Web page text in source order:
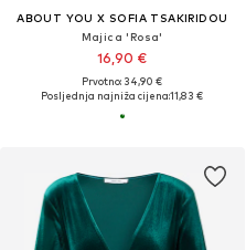
ABOUT YOU X SOFIA TSAKIRIDOU
Majica 'Rosa'
16,90 €
Prvotno: 34,90 €
Posljednja najniža cijena:11,83 €